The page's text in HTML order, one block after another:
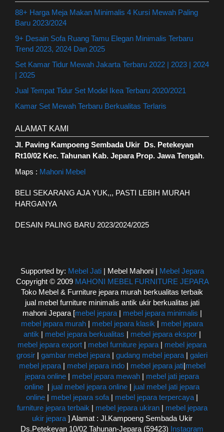
88+ Harga Meja Makan Minimalis 4 Kursi Mewah Paling
Baru 2023/2024
9+ Desain Sofa Ruang Tamu Elegan Minimalis Terbaru
Trend 2023, 2024 Dan 2025
Set Kamar Tidur Mewah Jakarta Terbaru 2022 | 2023 | 2024
| 2025
Jual Tempat Tidur Set Model Ikea Terbaru 2020/2021
Kamar Set Mewah Terbaru Berkualitas Terlaris
ALAMAT KAMI
Jl. Paving Kampoeng Sembada Ukir Ds. Petekeyan
Rt10/02 Kec. Tahunan Kab. Jepara Prop. Jawa Tengah.
Maps : Mahoni Mebel
BELI SEKARANG AJA YUK,,, PASTI LEBIH MURAH
HARGANYA
DESAIN PALING BARU 2023/2024/2025
Supported by: Mebel Jati| Mebel Mahoni | Mebel Jepara
Copyright © 2009 MAHONI MEBEL FURNITURE JEPARA
Toko Mebel & Furniture jepara murah berkualitas terbaik
jual mebel furniture minimalis antik ukir berkualitas jati
mahoni Jepara [mebel jepara| mebel jepara minimalis |
mebel jepara murah | mebel jepara klasik | mebel jepara
antik | mebel jepara berkualitas | mebel jepara ekspor|
mebel jepara export | mebel furniture jepara | mebel jepara
grosir | gambar mebel jepara | gudang mebel jepara | galeri
mebel jepara| mebel jepara indo| mebel jepara jati|mebel
jepara online | mebel jepara mewah | mebel jati jepara
online | jual mebel jepara online | jual mebel jati jepara
online | mebel jepara sofa | mebel jepara terpercaya |
furniture jepara terbaik | mebel jepara ukiran| mebel jepara
ukir jepara ] Alamat : Jl.Kampoeng Sembada Ukir
Ds.Petekeyan 10/02 Tahunan-Jepara (59423) Instagram